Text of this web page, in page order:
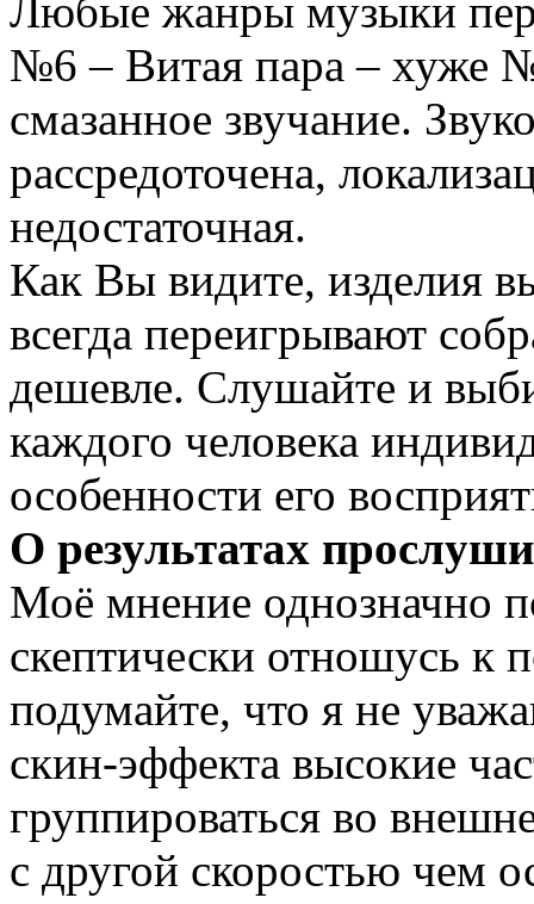
Любые жанры музыки
№6 – Витая пара – хуже
смазанное звучание.
рассредоточена,
недостаточная.
Как Вы видите, изделия
всегда переигрывают
дешевле. Слушайте и
каждого человека
особенности его
О результатах
Моё мнение однозначно
скептически отношусь к
подумайте, что я не
скин-эффекта высокие
группироваться во
с другой скоростью чем